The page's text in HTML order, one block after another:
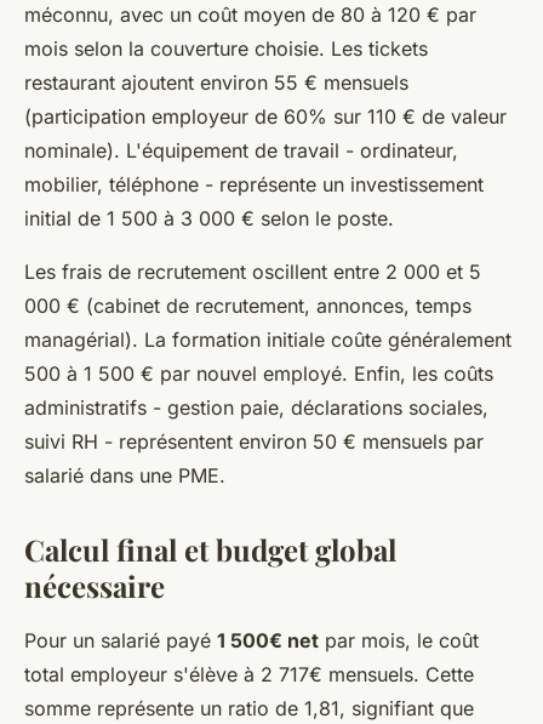
méconnu, avec un coût moyen de 80 à 120 € par
mois selon la couverture choisie. Les tickets
restaurant ajoutent environ 55 € mensuels
(participation employeur de 60% sur 110 € de valeur
nominale). L'équipement de travail - ordinateur,
mobilier, téléphone - représente un investissement
initial de 1 500 à 3 000 € selon le poste.
Les frais de recrutement oscillent entre 2 000 et 5
000 € (cabinet de recrutement, annonces, temps
managérial). La formation initiale coûte généralement
500 à 1 500 € par nouvel employé. Enfin, les coûts
administratifs - gestion paie, déclarations sociales,
suivi RH - représentent environ 50 € mensuels par
salarié dans une PME.
Calcul final et budget global
nécessaire
Pour un salarié payé 1 500€ net par mois, le coût
total employeur s'élève à 2 717€ mensuels. Cette
somme représente un ratio de 1,81, signifiant que